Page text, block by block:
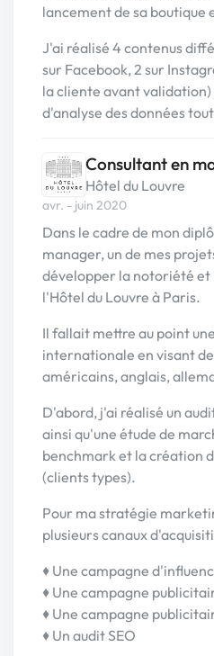
lancement de sa boutique
J'ai réalisé 4 contenus
sur Facebook, 2 sur
la cliente avant
d'analyse des données
Consultant en
Hôtel du Louvre
avr. - juin 2020
Dans le cadre de mon
manager, un de mes
développer la notoriété et
l'Hôtel du Louvre à Paris.
Il fallait mettre au point
internationale en visant
américains, anglais,
D'abord, j'ai réalisé un
ainsi qu'une étude de
benchmark et la création
(clients types).
Pour ma stratégie
plusieurs canaux
♦ Une campagne
♦ Une campagne
♦ Une campagne
♦ Un audit SEO